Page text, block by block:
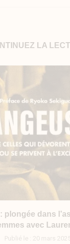
LA
plongée dans
avec
Publié le : 20 mars 2025